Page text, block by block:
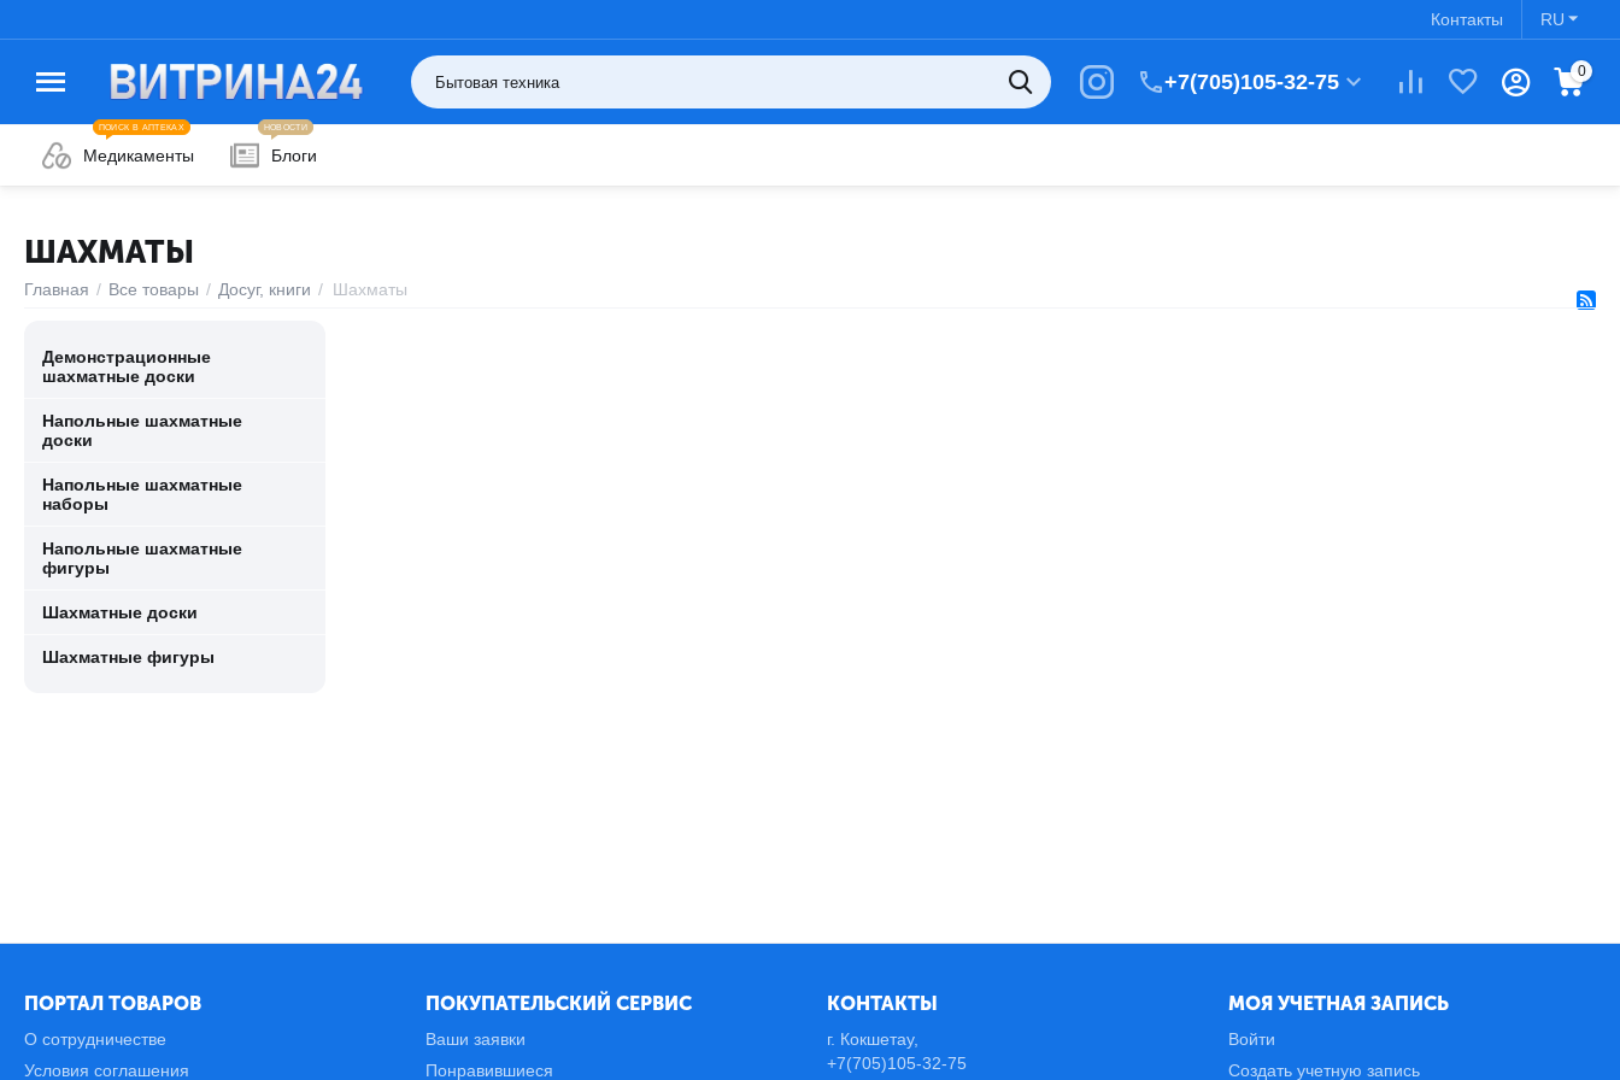
RU
Контакты
+7(705)105-32-75 0
Медикаменты
ПОИСК В АПТЕКАХ
Блоги
НОВОСТИ
ШАХМАТЫ
Главная / Все товары / Досуг, книги / Шахматы
Демонстрационные
шахматные доски
Напольные шахматные
доски
Напольные шахматные
наборы
Напольные шахматные
фигуры
Шахматные доски
Шахматные фигуры
ПОРТАЛ ТОВАРОВ
О сотрудничестве
Условия соглашения
ПОКУПАТЕЛЬСКИЙ СЕРВИС
Ваши заявки
Понравившиеся
КОНТАКТЫ
г. Кокшетау,
+7(705)105-32-75
МОЯ УЧЕТНАЯ ЗАПИСЬ
Войти
Создать учетную запись